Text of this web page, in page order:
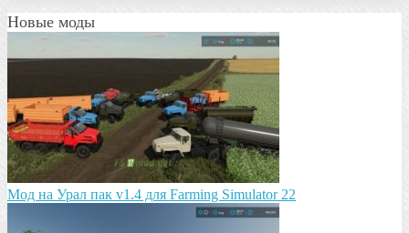
Новые моды
Мод на Урал пак v1.4 для Farming Simulator 22